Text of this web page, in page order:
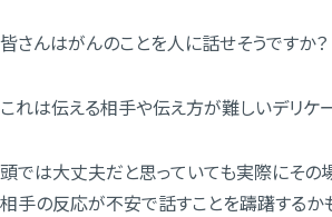
皆さんはがんのことを人に話せそうですか？
これは伝える相手や伝え方が難しいデリケ
頭では大丈夫だと思っていても実際にその
相手の反応が不安で話すことを躊躇するか